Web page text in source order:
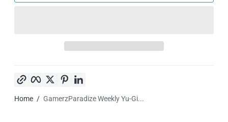
FacebookTwitterPinterest
Home GamerzParadize Weekly Yu-Gi...